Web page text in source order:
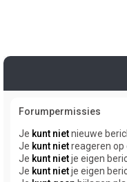
Forumpermissies
Je kunt nietnieuwe
Je kunt nietreageren
Je kunt nietje eigen
Je kunt nietje eigen